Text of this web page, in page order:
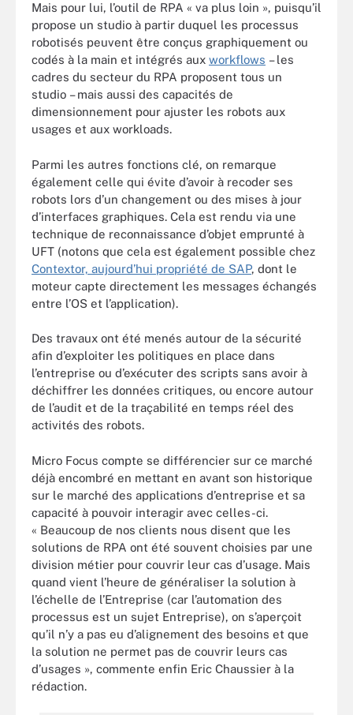
Mais pour lui, l’outil de RPA « va plus loin », puisqu’il
propose un studio à partir duquel les processus
robotisés peuvent être conçus graphiquement ou
codés à la main et intégrés aux workflows – les
cadres du secteur du RPA proposent tous un
studio – mais aussi des capacités de
dimensionnement pour ajuster les robots aux
usages et aux workloads.
Parmi les autres fonctions clé, on remarque
également celle qui évite d’avoir à recoder ses
robots lors d’un changement ou des mises à jour
d’interfaces graphiques. Cela est rendu via une
technique de reconnaissance d’objet emprunté à
UFT (notons que cela est également possible chez
Contextor, aujourd’hui propriété de SAP, dont le
moteur capte directement les messages échangés
entre l’OS et l’application).
Des travaux ont été menés autour de la sécurité
afin d’exploiter les politiques en place dans
l’entreprise ou d’exécuter des scripts sans avoir à
déchiffrer les données critiques, ou encore autour
de l’audit et de la traçabilité en temps réel des
activités des robots.
Micro Focus compte se différencier sur ce marché
déjà encombré en mettant en avant son historique
sur le marché des applications d’entreprise et sa
capacité à pouvoir interagir avec celles-ci.
« Beaucoup de nos clients nous disent que les
solutions de RPA ont été souvent choisies par une
division métier pour couvrir leur cas d’usage. Mais
quand vient l’heure de généraliser la solution à
l’échelle de l’Entreprise (car l’automation des
processus est un sujet Entreprise), on s’aperçoit
qu’il n’y a pas eu d’alignement des besoins et que
la solution ne permet pas de couvrir leurs cas
d’usages », commente enfin Eric Chaussier à la
rédaction.